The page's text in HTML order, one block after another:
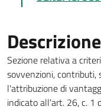
Descrizione
Sezione relativa a
sovvenzioni, contributi,
l'attribuzione di
indicato all'art. 26, c. 1